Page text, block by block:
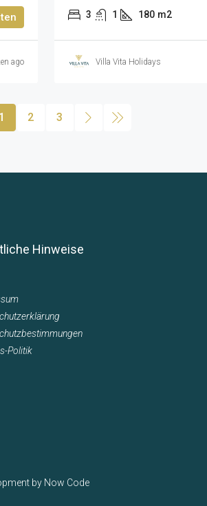
ago
3 1 180 m2
Villa Vita Holidays
1 2 3
Hinweise
Politik
by Now Code